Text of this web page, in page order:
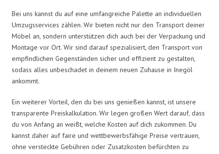
Bei uns kannst du auf eine umfangreiche Palette an individuellen
Umzugsservices zählen. Wir bieten nicht nur den Transport deiner
Möbel an, sondern unterstützen dich auch bei der Verpackung und
Montage vor Ort. Wir sind darauf spezialisiert, den Transport von
empfindlichen Gegenständen sicher und effizient zu gestalten,
sodass alles unbeschadet in deinem neuen Zuhause in Inegöl
ankommt.
Ein weiterer Vorteil, den du bei uns genießen kannst, ist unsere
transparente Preiskalkulation. Wir legen großen Wert darauf, dass
du von Anfang an weißt, welche Kosten auf dich zukommen. Du
kannst daher auf faire und wettbewerbsfähige Preise vertrauen,
ohne versteckte Gebühren oder Zusatzkosten befürchten zu